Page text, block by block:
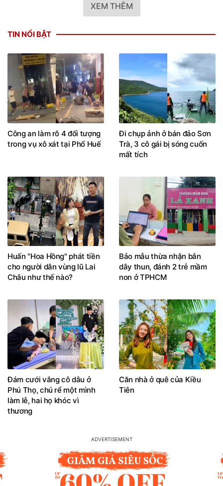
XEM THÊM
TIN NỔI BẬT
Công an làm rõ 4 đối tượng
trong vụ xô xát tại Phố Huế
Đi chụp ảnh ở bán đảo Sơn
Trà, 3 cô gái bị sóng cuốn
mất tích
Huấn "Hoa Hồng" phát tiền
cho người dân vùng lũ Lai
Châu như thế nào?
Bảo mẫu thừa nhận bắn
dây thun, đánh 2 trẻ mầm
non ở TPHCM
Đám cưới vắng cô dâu ở
Phú Thọ, chú rể một mình
làm lễ, hai họ khóc vì
thương
Căn nhà ở quê của Kiều
Tiên